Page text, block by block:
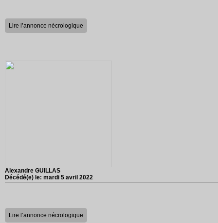
Lire l’annonce nécrologique
Alexandre GUILLAS
Décédé(e) le: mardi 5 avril 2022
Lire l’annonce nécrologique